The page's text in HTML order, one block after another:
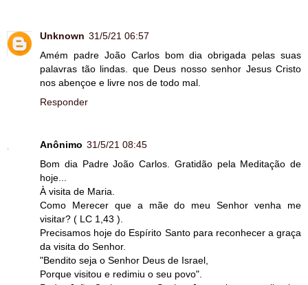
Unknown 31/5/21 06:57
Amém padre João Carlos bom dia obrigada pelas suas
palavras tão lindas. que Deus nosso senhor Jesus Cristo
nos abençoe e livre nos de todo mal.
Responder
Anônimo 31/5/21 08:45
Bom dia Padre João Carlos. Gratidão pela Meditação de
hoje...
À visita de Maria.
Como Merecer que a mãe do meu Senhor venha me
visitar? ( LC 1,43 ).
Precisamos hoje do Espírito Santo para reconhecer a graça
da visita do Senhor.
"Bendito seja o Senhor Deus de Israel,
Porque visitou e redimiu o seu povo".